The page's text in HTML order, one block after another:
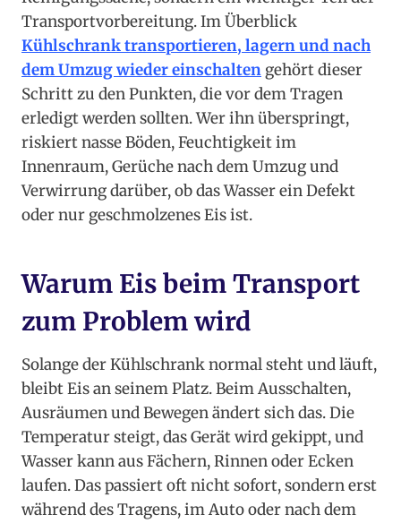
Transportvorbereitung. Im Überblick
Kühlschrank transportieren, lagern und nach
dem Umzug wieder einschalten gehört dieser
Schritt zu den Punkten, die vor dem Tragen
erledigt werden sollten. Wer ihn überspringt,
riskiert nasse Böden, Feuchtigkeit im
Innenraum, Gerüche nach dem Umzug und
Verwirrung darüber, ob das Wasser ein Defekt
oder nur geschmolzenes Eis ist.
Warum Eis beim Transport
zum Problem wird
Solange der Kühlschrank normal steht und läuft,
bleibt Eis an seinem Platz. Beim Ausschalten,
Ausräumen und Bewegen ändert sich das. Die
Temperatur steigt, das Gerät wird gekippt, und
Wasser kann aus Fächern, Rinnen oder Ecken
laufen. Das passiert oft nicht sofort, sondern erst
während des Tragens, im Auto oder nach dem